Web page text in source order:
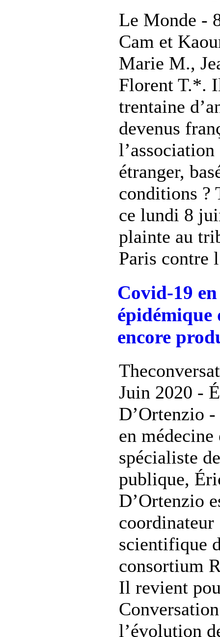
Le Monde -
Cam et
Marie M.,
Florent T.*.
trentaine
devenus
étranger,
conditions ?
ce lundi 8
plainte au
Paris contre
Covid-19
épidémique
encore
Juin 2020 -
D’Ortenzio
en médecine
spécialiste
publique,
D’Ortenzio
coordinateur
scientifique
consortium
Il revient
l’évolution